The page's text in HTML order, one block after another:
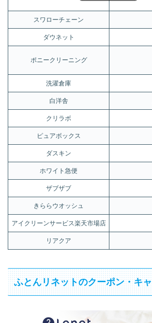
スワローチェーン
ダウネット
ポニークリーニング
洗濯倉庫
白洋舎
クリラボ
ピュアボックス
ダスキン
ホワイト急便
ザブザブ
きららウオッシュ
アイクリーンサービス楽天市場店
リアクア
ふとんリネットのクーポン・キ